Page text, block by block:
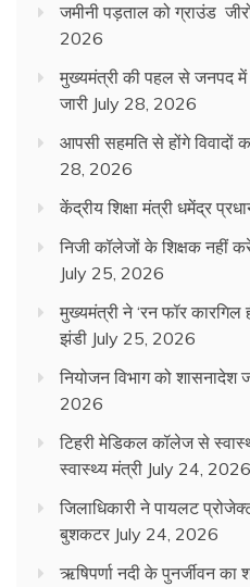
जमीनी पड़ताल को ग्राउंड
2026
मुख्यमंत्री की पहल से जनपद में
जारी July 28, 2026
आपसी सहमति से होंगे विवादों
28, 2026
केंद्रीय शिक्षा मंत्री धमेंद्र
निजी कॉलेजों के शिक्षक नहीं
July 25, 2026
मुख्यमंत्री ने ‘रन फॉर कारगिल
झंडी July 25, 2026
नियोजन विभाग को शासनादेश
2026
टिहरी मेडिकल कॉलेज से
स्वास्थ्य मंत्री July 24, 2026
जिलाधिकारी ने पायलट
बुशकटर July 24, 2026
ऋषिपर्णा नदी के पुनर्जीवन का